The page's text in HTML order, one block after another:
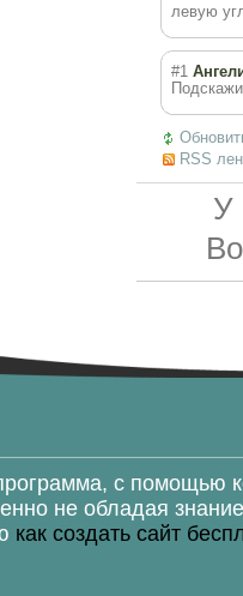
левую
#1
RSS
У
с помощью
не обладая
как создать сайт